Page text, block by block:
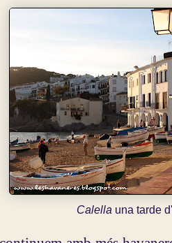
Calella una tarde